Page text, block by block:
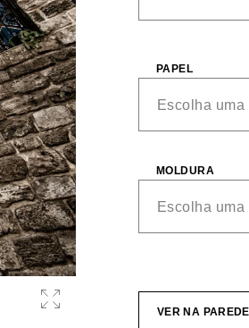
PAPEL
MOLDURA
VER NA